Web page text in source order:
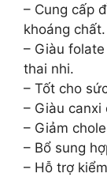
– Cung cấp
khoáng chất.
– Giàu
thai nhi.
– Tốt cho
– Giàu canxi
– Giảm
– Bổ sung
– Hỗ trợ